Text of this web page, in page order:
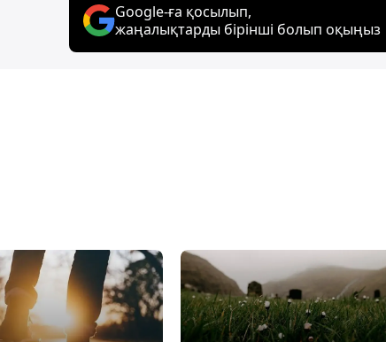
Google-ға қосылып,
жаңалықтарды бірінші болып оқыңыз